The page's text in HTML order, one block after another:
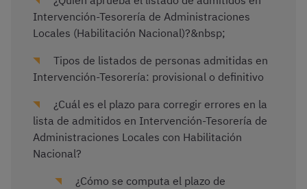
Intervención-Tesorería de Administraciones
Locales (Habilitación Nacional)?&nbsp;
Tipos de listados de personas admitidas en
Intervención-Tesorería: provisional o definitivo
¿Cuál es el plazo para corregir errores en la
lista de admitidos en Intervención-Tesorería de
Administraciones Locales con Habilitación
Nacional?
¿Cómo se computa el plazo de